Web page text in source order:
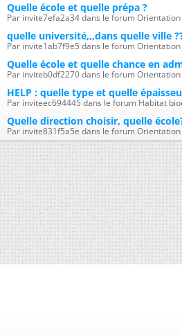
Quelle école et quelle prépa ?
Par invite7efa2a34 dans le forum Orientation
quelle université,,,dans quelle ville
Par invite1ab7f9e5 dans le forum Orientation
Quelle école et quelle chance en
Par inviteb0df2270 dans le forum Orientation
HELP : quelle type et quelle
Par inviteec694445 dans le forum Habitat
Quelle direction choisir, quelle
Par invite831f5a5e dans le forum Orientation